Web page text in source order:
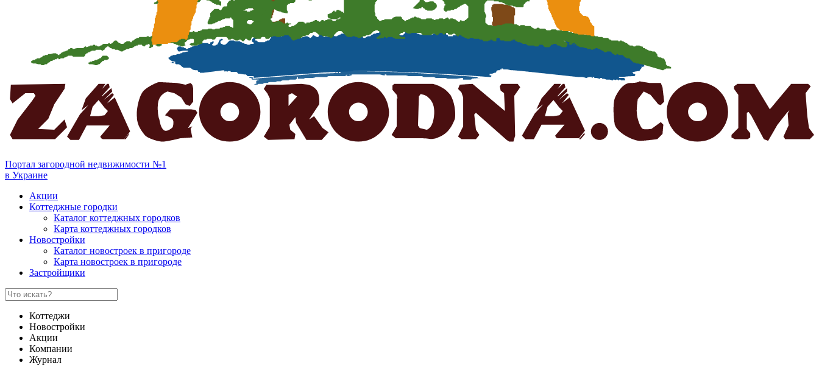
Портал загородной недвижимости №1
в Украине
Акции
Коттеджные городки
Каталог коттеджных городков
Карта коттеджных городков
Новостройки
Каталог новостроек в пригороде
Карта новостроек в пригороде
Застройщики
Коттеджи
Новостройки
Акции
Компании
Журнал